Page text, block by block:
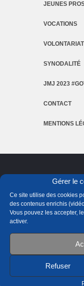
Gérer le
Ce site utilise des cookies
des contenus enrichis
Vous pouvez les accepter,
activer.
Refuser
JEUNES
VOCATIONS
VOLONTARIAT
SYNODALITÉ
JMJ 2023
CONTACT
MENTIONS